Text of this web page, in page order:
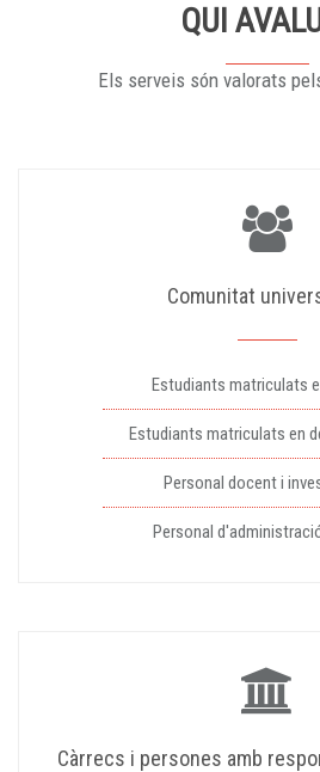
QUI
Els serveis són valorats
Comunitat
Estudiants matriculats
Estudiants matriculats en
Personal docent i
Personal
Càrrecs i persones amb